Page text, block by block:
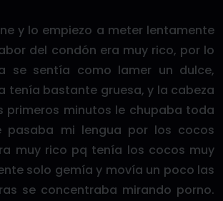
y lo empiezo a meter lentamente
del condón era muy rico, por lo
se sentía como lamer un dulce,
tenía bastante gruesa, y la cabeza
primeros minutos le chupaba toda
pasaba mi lengua por los cocos
muy rico pq tenía los cocos muy
solo gemía y movía un poco las
se concentraba mirando porno.